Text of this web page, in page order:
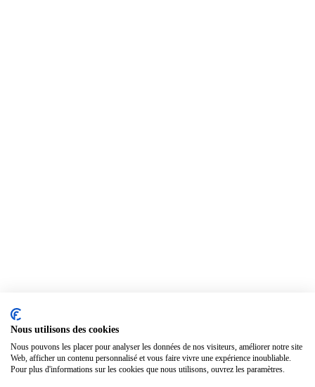
Nous utilisons des cookies
Nous pouvons les placer pour analyser les données de nos visiteurs, améliorer notre site
Web, afficher un contenu personnalisé et vous faire vivre une expérience inoubliable.
Pour plus d'informations sur les cookies que nous utilisons, ouvrez les paramètres.